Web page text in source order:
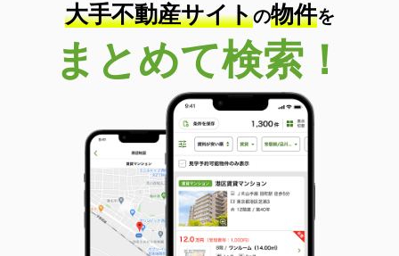
大手不動産サイトの物件を
まとめて検索！